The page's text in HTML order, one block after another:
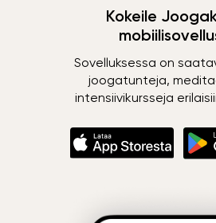
Kokeile
Sovelluksessa on
joogatunteja,
intensiivikursseja